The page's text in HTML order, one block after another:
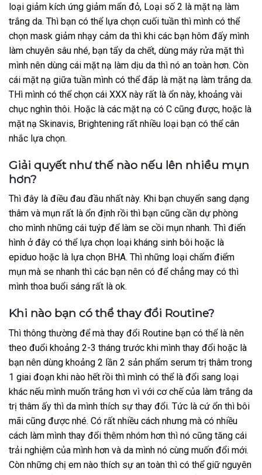
loại giảm kích ứng giảm mẩn đỏ, Loại số 2 là mặt nạ làm
trắng da. Thì bạn có thể lựa chọn cuối tuần thì mình có thể
chọn mask giảm nhạy cảm da thì khi các bạn hôm đấy mình
làm chuyên sâu nhé, bạn tẩy da chết, dùng máy rửa mặt thì
mình nên dùng cái mặt nạ làm dịu da thì nó an toàn hơn. Còn
cái mặt nạ giữa tuần mình có thể đắp là mặt nạ làm trắng da.
THì mình có thể chọn cái XXX này rất là ổn này, khoảng vài
chục nghìn thôi. Hoặc là các mặt nạ có C cũng được, hoặc là
mặt nạ Skinavis, Brightening rất nhiều loại bạn có thể cân
nhắc lựa chọn.
Giải quyết như thế nào nếu lên nhiều mụn
hơn?
Thì đây là điều đau đầu nhất này. Khi bạn chuyển sang dạng
thâm và mụn rất là ổn định rồi thì bạn cũng cần dự phòng
cho mình những cái tuýp để làm se cồi mụn nhanh. Thì điển
hình ở đây có thể lựa chọn loại kháng sinh bôi hoặc là
epiduo hoặc là lựa chọn BHA. Thì những loại chấm điểm
mụn mà se nhanh thì các bạn nên có để chẳng may có thì
mình thoa buổi sáng rất là ok.
Khi nào bạn có thể thay đổi Routine?
Thì thông thường để mà thay đổi Routine bạn có thể là nên
theo đuổi khoảng 2-3 tháng trước khi mình thay đổi hoặc là
bạn nên dùng khoảng 2 lần 2 sản phẩm serum trị thâm trong
1 giai đoạn khi nào hết rồi thì mình có thể là đổi sang loại
khác nếu mình muốn trắng hơn vì với cơ chế của làm trắng da
trị thâm ấy thì da mình thích sự thay đổi. Tức là cứ ổn thì bôi
mãi cũng được nhé. Có rất nhiều cách nhưng mà có nhiều
cách làm mình thay đổi thêm nhóm hơn thì nó cũng tăng cái
trải nghiệm của mình hơn và da mình nó cùng muốn đổi mới.
Còn những chị em nào thích sự an toàn thì có thể giữ nguyên